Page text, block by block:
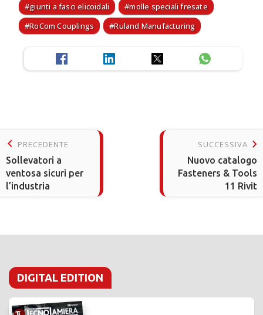
giunti a fasci elicoidali
molle speciali fresate
RoCom Couplings
Ruland Manufacturing
keyboard_arrow_left PRECEDENTE
Sollevatori a
ventosa sicuri per
l’industria
SUCCESSIVA keyboard_arrow_right
Nuovo catalogo
Fasteners & Tools
11 Rivit
DIGITAL EDITION